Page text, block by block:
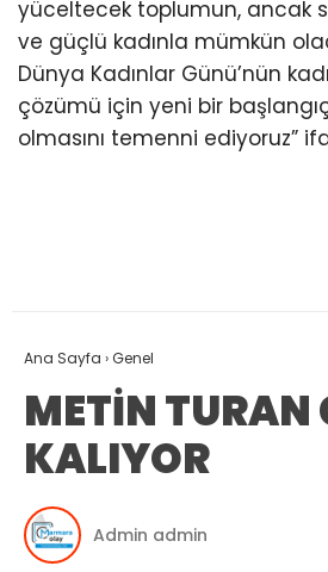
yüceltecek toplumun, ancak
ve güçlü kadınla mümkün
Dünya Kadınlar Günü’nün
çözümü için yeni bir
olmasını temenni ediyoruz”
Ana Sayfa ›Genel
METİN TURAN
KALIYOR
Admin admin